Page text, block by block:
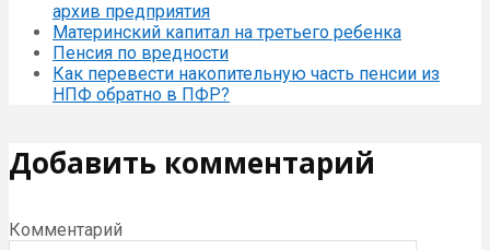
архив предприятия
Материнский капитал на третьего ребенка
Пенсия по вредности
Как перевести накопительную часть пенсии из
НПФ обратно в ПФР?
Добавить комментарий
Комментарий